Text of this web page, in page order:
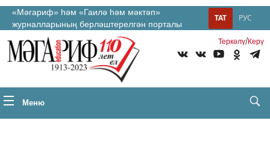
«Мәгариф» һәм «Гаилә һәм мәктәп»
журналларының берләштерелгән порталы
РУС
ТАТ
Теркəлү/Керү
Меню